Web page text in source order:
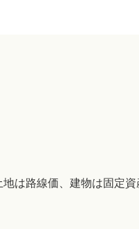
は路線価、建物は固定資